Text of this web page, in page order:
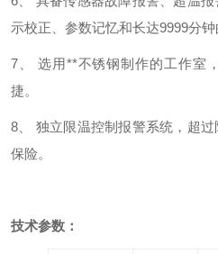
示校正、参数记忆和长达9999分钟
7、 选用**不锈钢制作的工作室
捷。
8、
独立限温控制报警系统，超
保险。
技术参数：